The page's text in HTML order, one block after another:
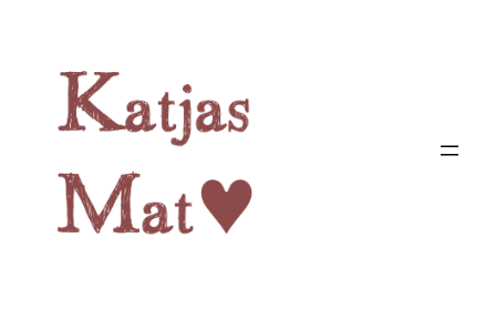
innehåll